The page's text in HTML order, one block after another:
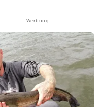
Werbung